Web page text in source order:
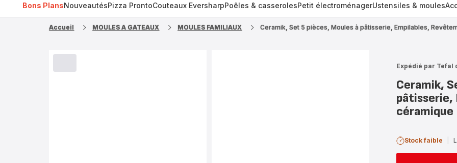
Bons PlansNouveautésPizza ProntoCouteaux EversharpPoêles & casserolesPetit électroménagerUstensiles & moules
Accueil MOULES A GATEAUX MOULES FAMILIAUX Ceramik, Set 5 pièces, Moules à pâtisserie, Empilables,
Expédié par Tefal
Ceramik,
pâtisserie,
céramique
Stock faible